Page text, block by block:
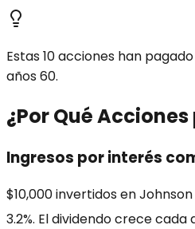
Estas 10 acciones han
años 60.
¿Por Qué
Ingresos por interés
$10,000 invertidos en
3.2%. El dividendo crece